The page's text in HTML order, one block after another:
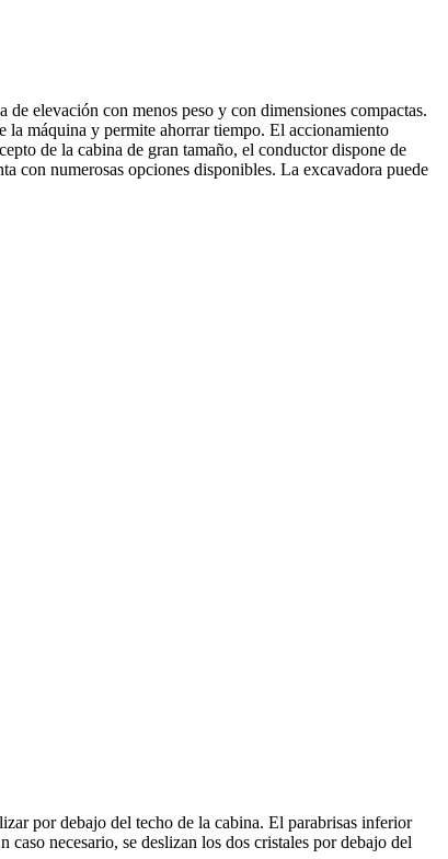
elevación con menos peso y con dimensiones compactas.
la máquina y permite ahorrar tiempo. El accionamiento
de la cabina de gran tamaño, el conductor dispone de
con numerosas opciones disponibles. La excavadora puede
por debajo del techo de la cabina. El parabrisas inferior
necesario, se deslizan los dos cristales por debajo del